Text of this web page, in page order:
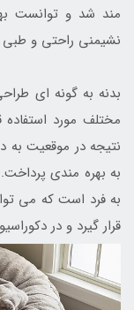
مند شد و توانست
نشیمنی راحتی و طبی
بدنه به گونه ای
مختلف مورد استفاده
نتیجه در موقعیت
به بهره مندی
به فرد است که می
قرار گیرد و در